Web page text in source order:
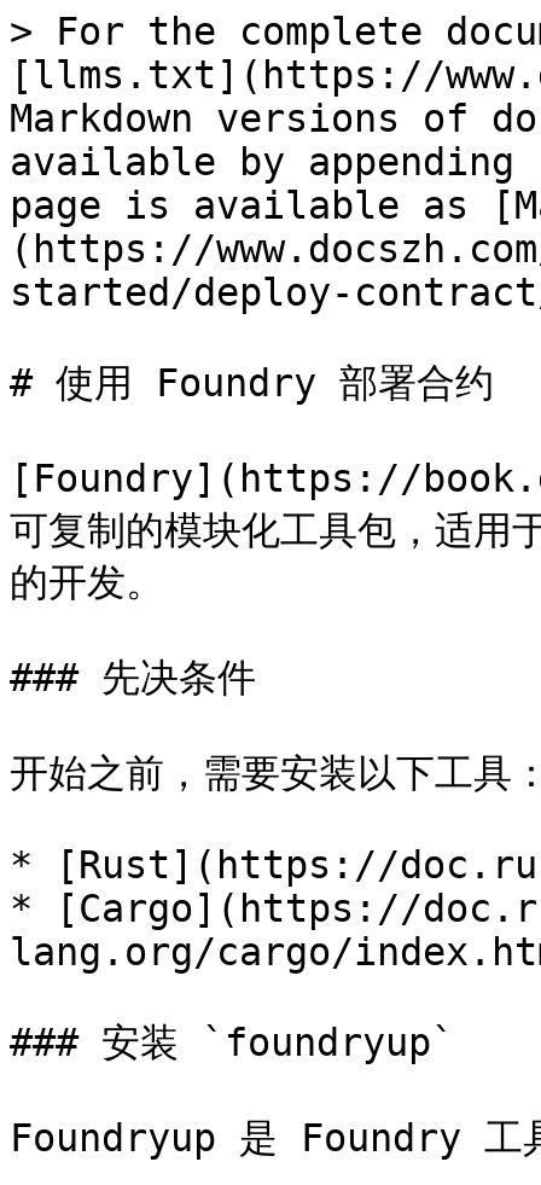
> For the complete
[llms.txt](https://
Markdown versions of
available by
page is available as
(https://
started/deploy-
# 使用 Foundry 部署合约
[Foundry](https://
可复制的模块化工具包，适
的开发。
### 先决条件
开始之前，需要安装以下工具
* [Rust](https://
* [Cargo](https://
lang.org/cargo/
### 安装 `foundryup`
Foundryup 是 Foundry 工